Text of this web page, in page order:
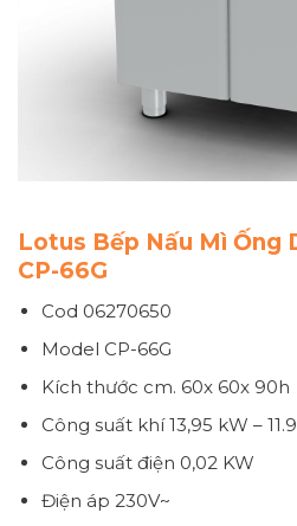
Lotus Bếp Nấu Mì Ống
CP-66G
Cod 06270650
Model CP-66G
Kích thước cm. 60x 60x 90h
Công suất khí13,95 kW –
Công suất điện 0,02 KW
Điện áp 230V~